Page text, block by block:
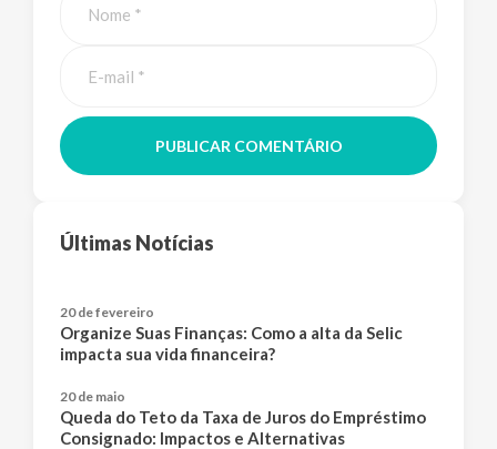
PUBLICAR COMENTÁRIO
Últimas Notícias
20 de fevereiro
Organize Suas Finanças: Como a alta da Selic
impacta sua vida financeira?
20 de maio
Queda do Teto da Taxa de Juros do Empréstimo
Consignado: Impactos e Alternativas